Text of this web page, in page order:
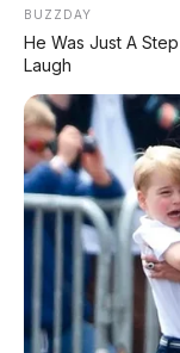
generasi ke-3
mencapai420
Dengan
hanya
baca. Sepuluh
mengisi bensin
Jarak tempuh
Ditambah
total jarak
BUZZDAY
He Was Just A
Laugh